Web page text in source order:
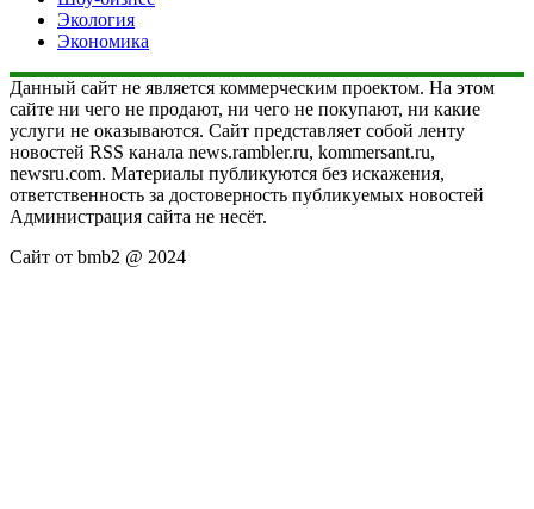
Экология
Экономика
Данный сайт не является коммерческим проектом. На этом
сайте ни чего не продают, ни чего не покупают, ни какие
услуги не оказываются. Сайт представляет собой ленту
новостей RSS канала news.rambler.ru, kommersant.ru,
newsru.com. Материалы публикуются без искажения,
ответственность за достоверность публикуемых новостей
Администрация сайта не несёт.
Сайт от bmb2 @ 2024